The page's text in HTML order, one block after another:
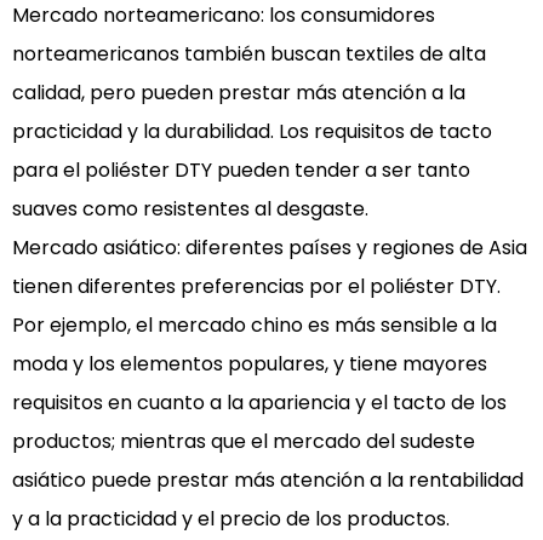
Mercado norteamericano: los consumidores
norteamericanos también buscan textiles de alta
calidad, pero pueden prestar más atención a la
practicidad y la durabilidad. Los requisitos de tacto
para el poliéster DTY pueden tender a ser tanto
suaves como resistentes al desgaste.
Mercado asiático: diferentes países y regiones de Asia
tienen diferentes preferencias por el poliéster DTY.
Por ejemplo, el mercado chino es más sensible a la
moda y los elementos populares, y tiene mayores
requisitos en cuanto a la apariencia y el tacto de los
productos; mientras que el mercado del sudeste
asiático puede prestar más atención a la rentabilidad
y a la practicidad y el precio de los productos.